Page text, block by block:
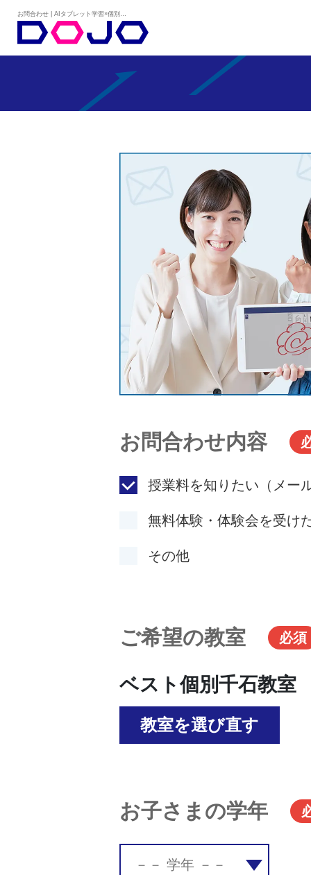
お問合わせ内容
授業料を知りたい（メー
無料体験・体験会を受け
その他
ご希望の教室 必須
ベスト個別千石教室
教室を選び直す
お子さまの学年